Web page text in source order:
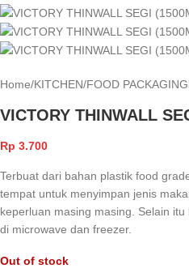
Home/KITCHEN/FOOD PACKAGING
VICTORY THINWALL
Rp 3.700
Terbuat dari bahan plastik food
tempat untuk menyimpan jenis
keperluan masing masing. Selain
di microwave dan freezer.
Out of stock